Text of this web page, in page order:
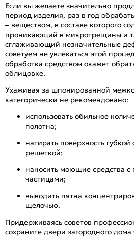
Если вы желаете значительно
период изделия, раз в год
– веществом, в составе которого
проникающий в микротрещины и
сглаживающий незначительные
советуем не увлекаться этой
обработка средством окажет
облицовке.
Ухаживая за шпонированной
категорически не рекомендовано:
использовать обильное
полотна;
натирать поверхность губкой
решеткой;
наносить моющие средства
частицами;
выводить пятна
щелочью.
Придерживаясь советов
сохраните двери загородного